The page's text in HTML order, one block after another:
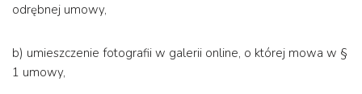
odrębnej umowy,
b) umieszczenie fotografii w galerii online, o której mowa w §
1 umowy,